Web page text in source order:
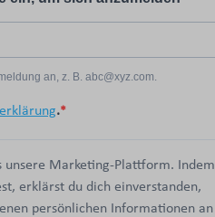
an, z. B. abc@xyz.com.
.
unsere Marketing-Plattform. Indem
erklärst du dich einverstanden,
persönlichen Informationen an